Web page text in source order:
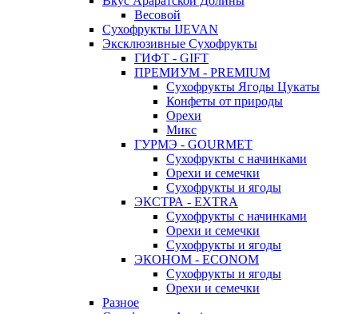
Весовой
Сухофрукты IJEVAN
Эксклюзивные Сухофрукты
ГИФТ - GIFT
ПРЕМИУМ - PREMIUM
Сухофрукты Ягоды Цукаты
Конфеты от природы
Орехи
Микс
ГУРМЭ - GOURMET
Сухофрукты с начинками
Орехи и семечки
Сухофрукты и ягоды
ЭКСТРА - EXTRA
Сухофрукты с начинками
Орехи и семечки
Сухофрукты и ягоды
ЭКОНОМ - ECONOM
Сухофрукты и ягоды
Орехи и семечки
Разное